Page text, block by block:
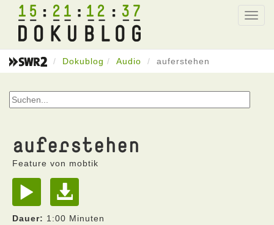
15 21 12 37
Dokublog Audio auferstehen
auferstehen
Feature von mobtik
Dauer: 1:00 Minuten